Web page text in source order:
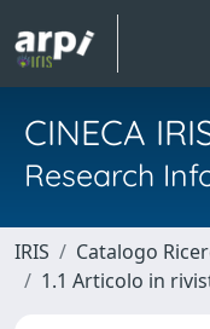
CINECA
Research
IRIS Catalogo
1.1 Articolo in